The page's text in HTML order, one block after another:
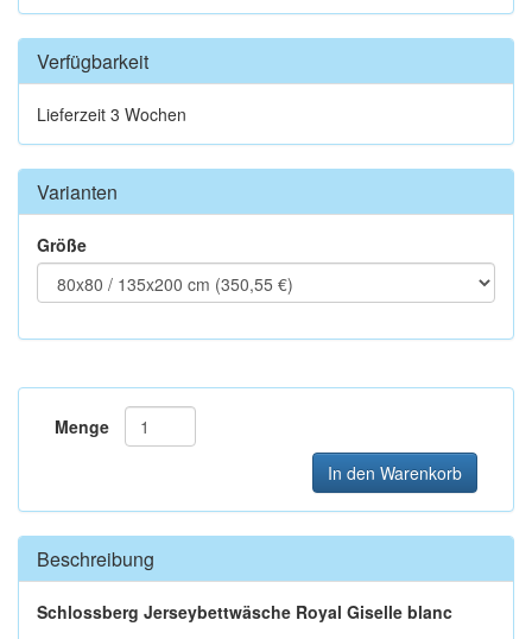
Verfügbarkeit
Lieferzeit 3 Wochen
Varianten
Größe
Menge
In den Warenkorb
Beschreibung
Schlossberg Jerseybettwäsche Royal Giselle blanc